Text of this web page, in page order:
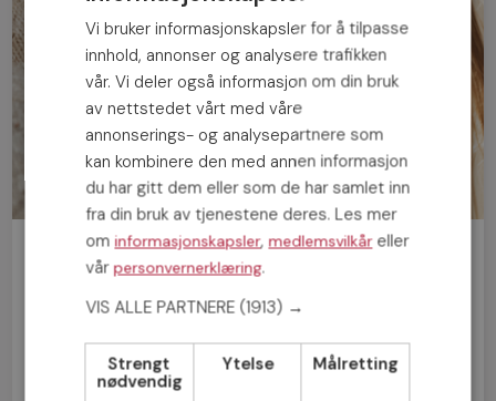
Bli medlem gratis!
Mann
Vi bruker informasjonskapsler for å tilpasse
innhold, annonser og analysere trafikken
vår. Vi deler også informasjon om din bruk
av nettstedet vårt med våre
annonserings- og analysepartnere som
kan kombinere den med annen informasjon
du har gitt dem eller som de har samlet inn
fra din bruk av tjenestene deres. Les mer
ominformasjonskapsler,medlemsvilkåreller
vårpersonvernerklæring.
VIS ALLE PARTNERE (1913) →
Strengt
nødvendig
Ytelse Målretting